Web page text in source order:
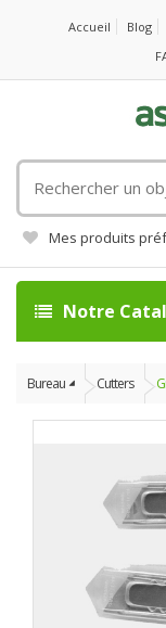
Accueil Blog
un
objet
publicitaire
Mes produits
Notre
Bureau Cutters